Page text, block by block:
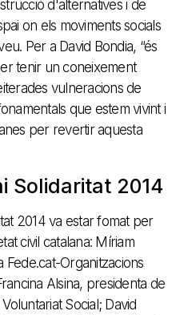
d'alternatives i de
on els moviments socials
Per a David Bondia, “és
tenir un coneixement
vulneracions de
que estem vivint i
per revertir aquesta
Solidaritat 2014
2014 va estar fomat per
civil catalana: Míriam
Organitzacions
Alsina, presidenta de
Social; David